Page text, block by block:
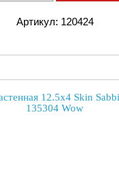
Артикул: 120424
12.5x4 Skin
135304 Wow